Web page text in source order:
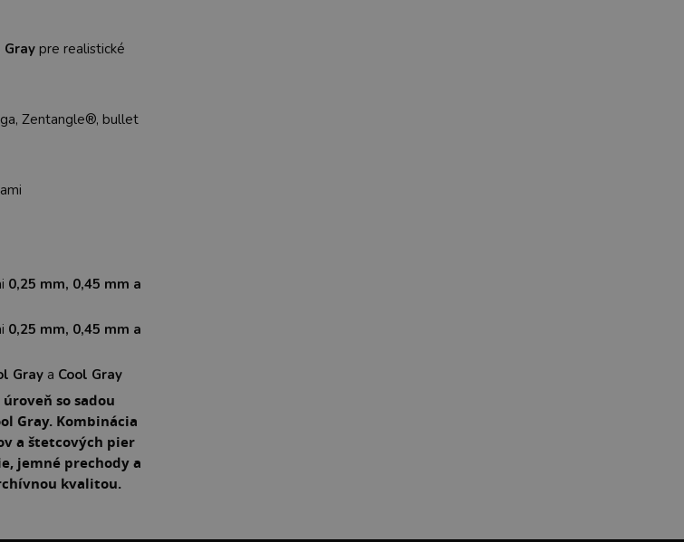
Graypre realistické
Zentangle®, bullet
0,25 mm, 0,45 mm a
0,25 mm, 0,45 mm a
Gray a Cool Gray
so sadou
Gray. Kombinácia
a štetcových pier
jemné prechody a
kvalitou.